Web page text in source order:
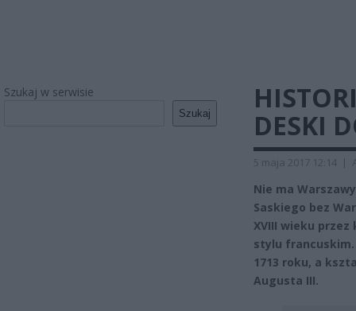
Szukaj w serwisie
Szukaj
DESKI
5 maja 2017 12:14 |
Nie ma
Saskiego bez
XVIII wieku
stylu francuskim.
1713 roku, a
Augusta III.